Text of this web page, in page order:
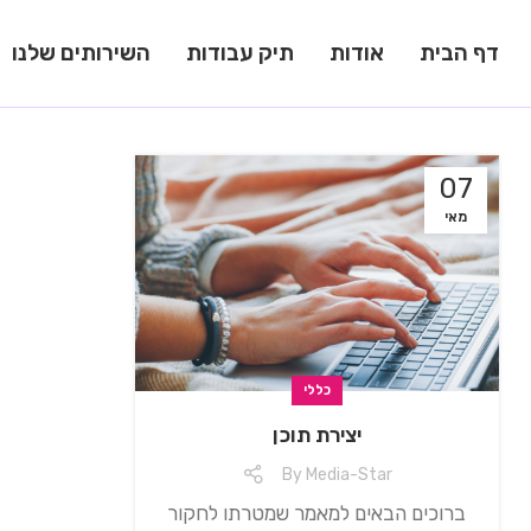
דף הבית אודות תיק עבודות השירותים שלנו
07
מאי
כללי
יצירת תוכן
By Media-Star
ברוכים הבאים למאמר שמטרתו לחקור